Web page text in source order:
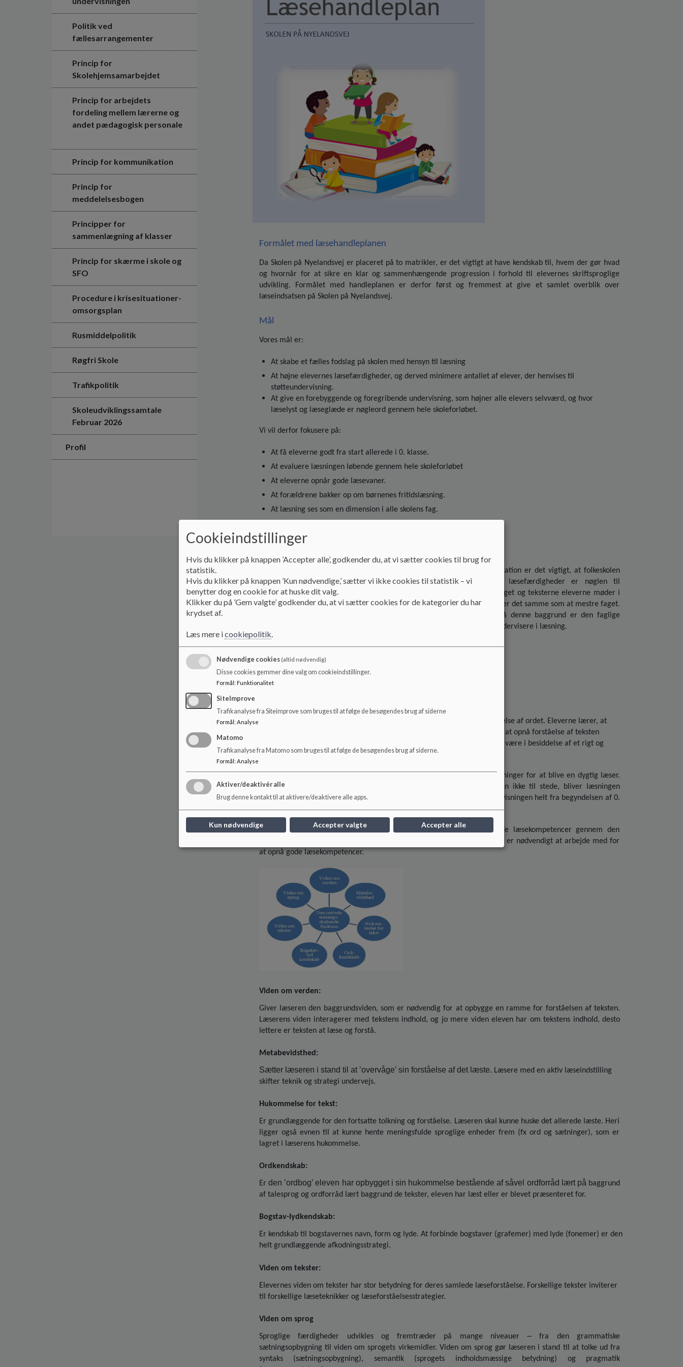
Politik ved
fællesarrangementer
Princip for
Skolehjemsamarbejdet
Princip for arbejdets
fordeling mellem lærerne og
andet pædagogisk personale
Princip for kommunikation
Princip for
meddelelsesbogen
Principper for
sammenlægning af klasser
Princip for skærme i skole og
SFO
Procedure i krisesituationer-
omsorgsplan
Rusmiddelpolitik
Røgfri Skole
Trafikpolitik
Skoleudviklingssamtale
Februar 2026
Profil
Formålet med læsehandleplanen
Da Skolen på Nyelandsvej er placeret på to matrikler, er det vigtigt at have kendskab til, hvem der gør hvad
og hvornår for at sikre en klar og sammenhængende progression i forhold til elevernes skriftsproglige
udvikling. Formålet med handleplanen er derfor først og fremmest at give et samlet overblik over
læseindsatsen på Skolen på Nyelandsvej.
Mål
Vores mål er:
At skabe et fælles fodslag på skolen med hensyn til læsning
At højne elevernes læsefærdigheder, og derved minimere antallet af elever, der henvises til
støtteundervisning.
At give en forebyggende og foregribende undervisning, som højner alle elevers selvværd, og hvor
læselyst og læseglæde er nøgleord gennem hele skoleforløbet.
Vi vil derfor fokusere på:
At få eleverne godt fra start allerede i 0. klasse.
At evaluere læsningen løbende gennem hele skoleforløbet
At eleverne opnår gode læsevaner.
At forældrene bakker op om børnenes fritidslæsning.
At læsning ses som en dimension i alle skolens fag.
I et videnssamfund med stadig stigende krav til skriftsproglig kommunikation er det vigtigt, at folkeskolen
formår at bibringe eleverne en funktionel læsefærdighed. Solide læsefærdigheder er nøglen til
videnstilegnelse inden for samtlige fagområder og på tværs af fag. Sproget og teksterne eleverne møder i
fagene er forskellige. At mestre fagets sprog og tekster er på mange måder det samme som at mestre faget.
Fagenes forskellige tekstgenrer stiller forskellige krav til læsningen. På denne baggrund er den faglige
læsning et anliggende for alle lærere - og i den forstand er alle lærere undervisere i læsning.
Hvad er læsning
Læsning = afkodning x forståelse + motivation.
Afkodning betegner den proces, som bringer læseren frem til en genkendelse af ordet. Eleverne lærer, at
hvert bogstav har sin(e) lyd(e), og at lyde kan trækkes sammen til ord. For at opnå forståelse af teksten
må eleven derudover inddrage sit genrekendskab, sin viden om verden og være i besiddelse af et rigt og
varieret ordforråd.
På denne baggrund er afkodning og forståelse grundlæggende forudsætninger for at blive en dygtig læser.
Fungerer afkodningen ikke, bliver læsningen upræcis, og er forståelsen ikke til stede, bliver læsningen
meningsløst lydarbejde. Derfor må begge elementer vægtes i læseundervisningen helt fra begyndelsen af 0.
kl.
På Skolen på Nyelandsvej betragtes det at være i besiddelse af gode læsekompetencer gennem den
interaktive læsemodel (Linnea Ehri). Modellen viser alle de områder, det er nødvendigt at arbejde med for
at opnå gode læsekompetencer.
Viden om verden:
Giver læseren den baggrundsviden, som er nødvendig for at opbygge en ramme for forståelsen af teksten.
Læserens viden interagerer med tekstens indhold, og jo mere viden eleven har om tekstens indhold, desto
lettere er teksten at læse og forstå.
Metabevidsthed:
Sætter læseren i stand til at ’overvåge’ sin forståelse af det læste. Læsere med en aktiv læseindstilling
skifter teknik og strategi undervejs.
Hukommelse for tekst:
Er grundlæggende for den fortsatte tolkning og forståelse. Læseren skal kunne huske det allerede læste. Heri
ligger også evnen til at kunne hente meningsfulde sproglige enheder frem (fx ord og sætninger), som er
lagret i læserens hukommelse.
Ordkendskab:
Erden ’ordbog’ eleven har opbygget i sin hukommelse bestående af såvel ordforråd lært på baggrund
af talesprog og ordforråd lært baggrund de tekster, eleven har læst eller er blevet præsenteret for.
Bogstav-lydkendskab:
Er kendskab til bogstavernes navn, form og lyde. At forbinde bogstaver (grafemer) med lyde (fonemer) er den
helt grundlæggende afkodningsstrategi.
Viden om tekster:
Elevernes viden om tekster har stor betydning for deres samlede læseforståelse. Forskellige tekster inviterer
til forskellige læseteknikker og læseforståelsesstrategier.
Viden om sprog
Sproglige færdigheder udvikles og fremtræder på mange niveauer–fra den grammatiske
sætningsopbygning til viden om sprogets virkemidler. Viden om sprog gør læseren i stand til at tolke ud fra
syntaks (sætningsopbygning), semantik (sprogets indholdsmæssige betydning) og pragmatik
Cookieindstillinger
Hvis du klikker på knappen ’Accepter alle’, godkender du, at vi sætter cookies til brug for
statistik.
Hvis du klikker på knappen ’Kun nødvendige,’ sætter vi ikke cookies til statistik – vi
benytter dog en cookie for at huske dit valg.
Klikker du på ’Gem valgte’ godkender du, at vi sætter cookies for de kategorier du har
krydset af.
Læs mere icookiepolitik.
Nødvendige cookies(altid nødvendig)
Disse cookies gemmer dine valg om cookieindstillinger.
Formål : Funktionalitet
SiteImprove
Trafikanalyse fra Siteimprove som bruges til at følge de besøgendes brug af siderne
Formål : Analyse
Matomo
Trafikanalyse fra Matomo som bruges til at følge de besøgendes brug af siderne.
Formål: Analyse
Aktiver/deaktivér alle
Brug denne kontakt til at aktivere/deaktivere alle apps.
Kun nødvendige Accepter valgte Accepter alle